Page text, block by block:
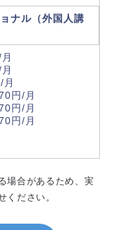
ナル（外国人講
円/月
円/月
円/月
場合があるため、実
ください。